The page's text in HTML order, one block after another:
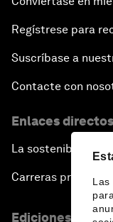
Las
Regístrese para
Suscríbase a
Contacte con
Enlaces directos
La sostenibilidad
Carreras
Ediciones en